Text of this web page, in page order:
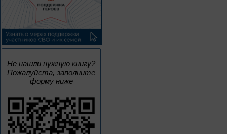
Не нашли нужную книгу?
Пожалуйста, заполните
форму ниже